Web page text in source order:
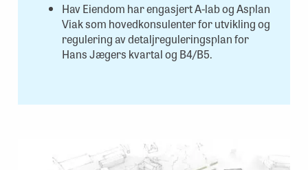
Hav Eiendom har engasjert A-lab og Asplan
Viak som hovedkonsulenter for utvikling og
regulering av detaljreguleringsplan for
Hans Jægers kvartal og B4/B5.